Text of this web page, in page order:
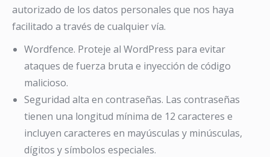
autorizado de los datos personales que nos haya
facilitado a través de cualquier vía.
Wordfence. Proteje al WordPress para evitar
ataques de fuerza bruta e inyección de código
malicioso.
Seguridad alta en contraseñas. Las contraseñas
tienen una longitud mínima de 12 caracteres e
incluyen caracteres en mayúsculas y minúsculas,
dígitos y símbolos especiales.